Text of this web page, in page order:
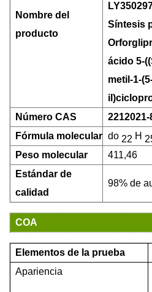
Nombre del
producto
Síntesis
ácido 5-
metil-1-
Número CAS
2212021-
Fórmula molecular do 22 H
Peso molecular
411,46
Estándar de
calidad
98% de
COA
Elementos de la prueba
Apariencia